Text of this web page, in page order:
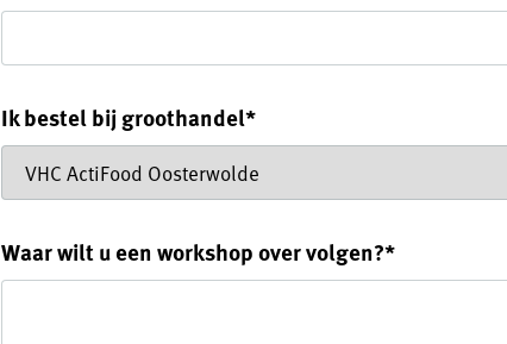
Ik bestel bij groothandel*
Waar wilt u een workshop over volgen?*